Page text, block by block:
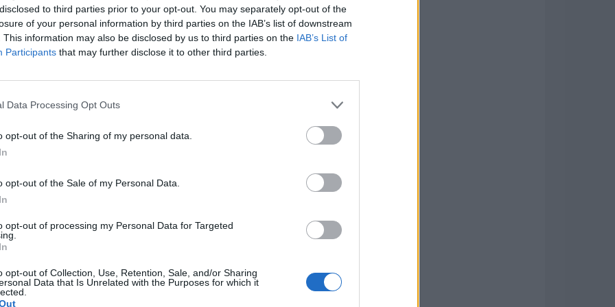
to third parties prior to your opt-out. You may separately opt-out of the
of your personal information by third parties on the IAB’s list of downstream
This information may also be disclosed by us to third parties on the IAB’s List of
Participants that may further disclose it to other third parties.
Data Processing Opt Outs
opt-out of the Sharing of my personal data.
opt-out of the Sale of my Personal Data.
opt-out of processing my Personal Data for Targeted
opt-out of Collection, Use, Retention, Sale, and/or Sharing
Data that Is Unrelated with the Purposes for which it
број припадници на генерацијата Z
мрежи, конзумеризмот и високите
повеќе развивањето здрави финансиски
и 80-тите години најчесто од мали нозе
трошоци.
е отстрането од многу училишни
млади луѓе да го читаат или користат.
е поврзан со концентрацијата, читање со
мозок-тело. Помладите генерации денес
дигитални пораки.
телефони и социјалните медиуми
за многу млади луѓе. Припадниците
пристап до екрани, па затоа често наоѓаа
или да се справат со досадата. Ваквите
на емоционална отпорност и независност.